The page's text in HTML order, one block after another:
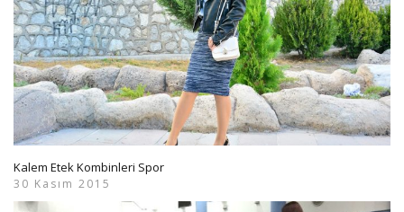
Kalem Etek Kombinleri Spor
30 Kasım 2015